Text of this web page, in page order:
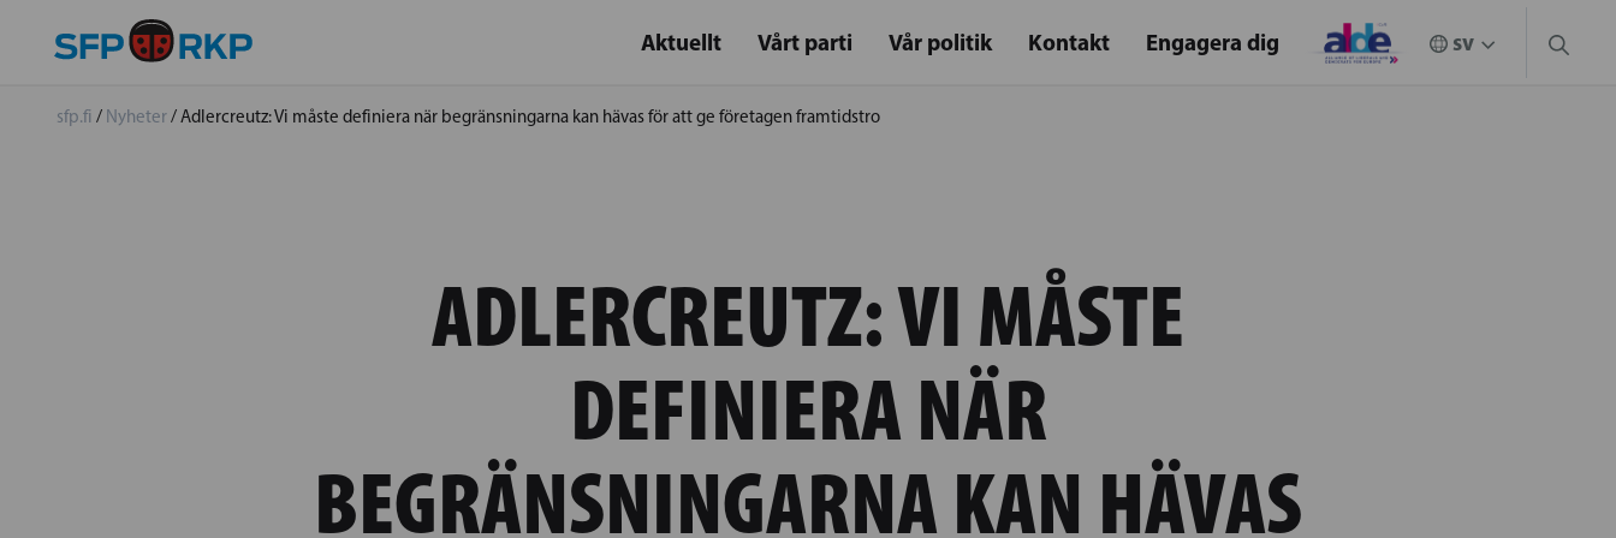
Aktuellt Vårt parti Vår politik Kontakt Engagera dig
sfp.fi / Nyheter/Adlercreutz: Vi måste definiera när begränsningarna kan hävas för att ge företagen framtidstro
ADLERCREUTZ: VI MÅSTE
DEFINIERA NÄR
BEGRÄNSNINGARNA KAN HÄVAS